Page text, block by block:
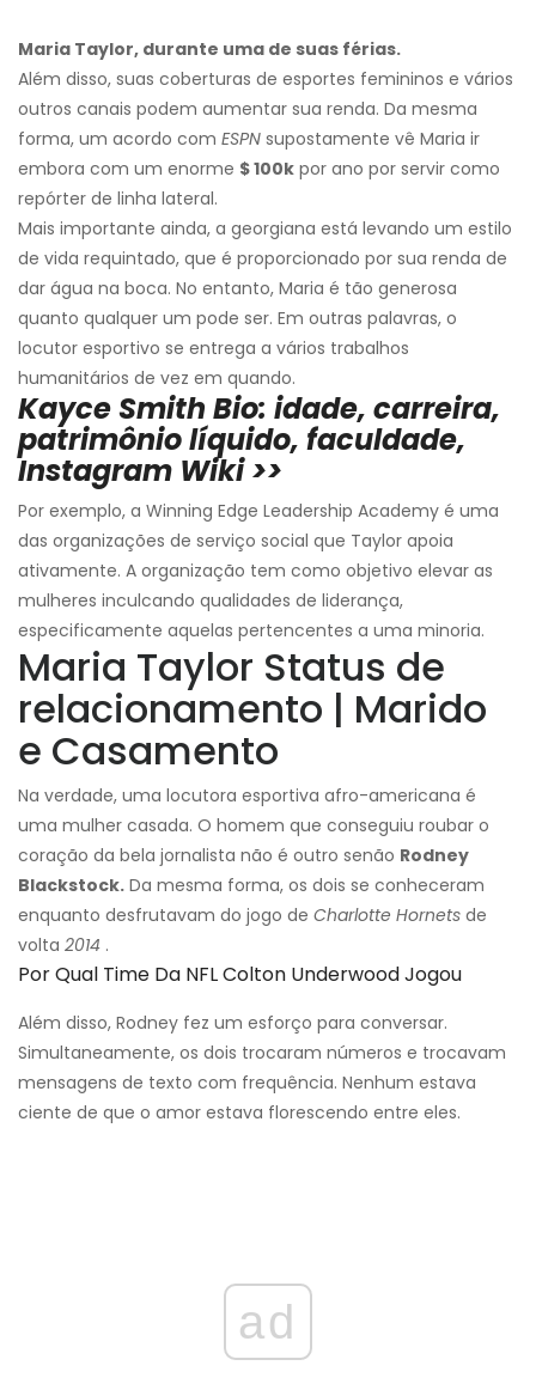
Maria Taylor, durante uma de suas férias.
Além disso, suas coberturas de esportes femininos e vários
outros canais podem aumentar sua renda. Da mesma
forma, um acordo com ESPN supostamente vê Maria ir
embora com um enorme $ 100k por ano por servir como
repórter de linha lateral.
Mais importante ainda, a georgiana está levando um estilo
de vida requintado, que é proporcionado por sua renda de
dar água na boca. No entanto, Maria é tão generosa
quanto qualquer um pode ser. Em outras palavras, o
locutor esportivo se entrega a vários trabalhos
humanitários de vez em quando.
Kayce Smith Bio: idade, carreira,
patrimônio líquido, faculdade,
Instagram Wiki >>
Por exemplo, a Winning Edge Leadership Academy é uma
das organizações de serviço social que Taylor apoia
ativamente. A organização tem como objetivo elevar as
mulheres inculcando qualidades de liderança,
especificamente aquelas pertencentes a uma minoria.
Maria Taylor Status de
relacionamento | Marido
e Casamento
Na verdade, uma locutora esportiva afro-americana é
uma mulher casada. O homem que conseguiu roubar o
coração da bela jornalista não é outro senão Rodney
Blackstock. Da mesma forma, os dois se conheceram
enquanto desfrutavam do jogo de Charlotte Hornets de
volta 2014 .
Por Qual Time Da NFL Colton Underwood Jogou
Além disso, Rodney fez um esforço para conversar.
Simultaneamente, os dois trocaram números e trocavam
mensagens de texto com frequência. Nenhum estava
ciente de que o amor estava florescendo entre eles.
ad